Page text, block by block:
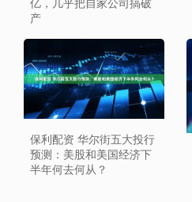
产
保利配资 华尔街五大投行
预测：美股和美国经济下
半年何去何从？